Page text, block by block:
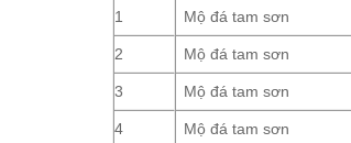
1 Mộ đá tam sơn
2 Mộ đá tam sơn
3 Mộ đá tam sơn
4 Mộ đá tam sơn